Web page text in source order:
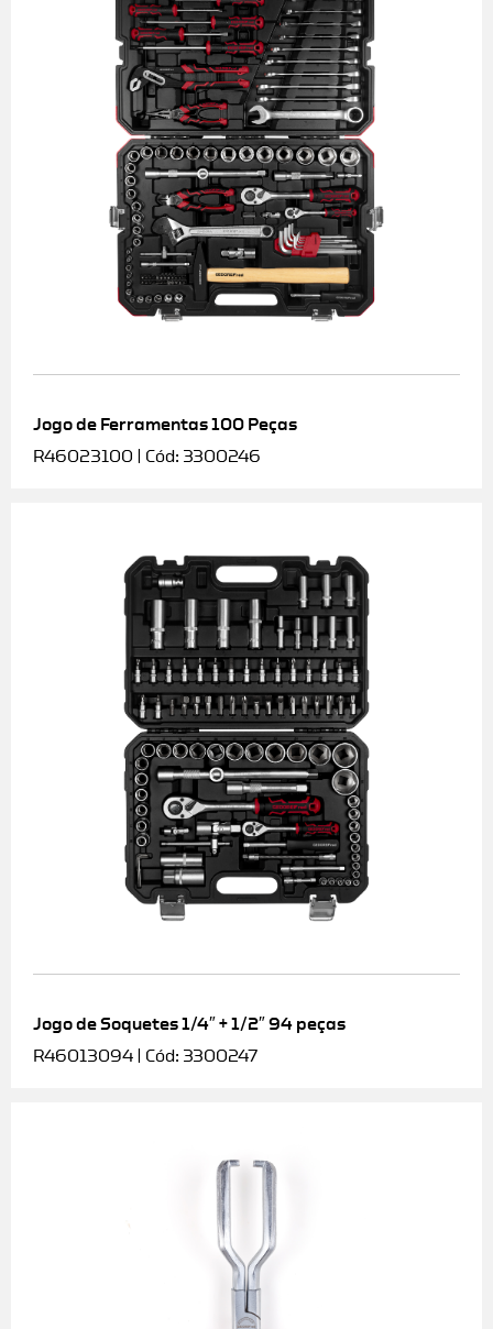
Jogo de Ferramentas 100 Peças
R46023100 | Cód: 3300246
Jogo de Soquetes 1/4″ + 1/2″ 94 peças
R46013094 | Cód: 3300247